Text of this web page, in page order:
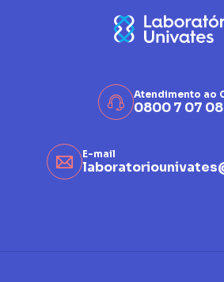
Atendimento ao
0800 7 07
E-mail